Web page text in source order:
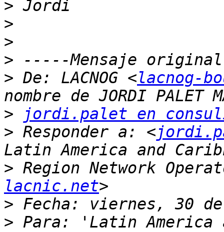
>
>
>
>
> De: LACNOG <lacnog-
>
jordi.palet en
> Responder a: <
> Region Network
lacnic.net
>
> Para: 'Latin America